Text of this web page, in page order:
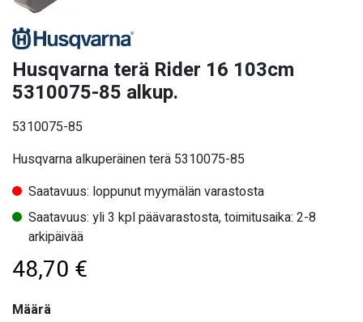
Husqvarna terä Rider 16 103cm
5310075-85 alkup.
5310075-85
Husqvarna alkuperäinen terä 5310075-85
Saatavuus: loppunut myymälän varastosta
Saatavuus: yli 3 kpl päävarastosta, toimitusaika: 2-8
arkipäivää
48,70 €
Määrä
Määrä